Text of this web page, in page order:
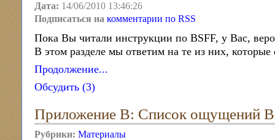
Дата: 14/06/2010 13:46:26
Подписаться на комментарии по RSS
Пока Вы читали инструкции по BSFF, у Вас,
В этом разделе мы ответим на те из них,
Продолжение...
Обсудить (3)
Приложение B: Список ощущений
Рубрики: Материалы